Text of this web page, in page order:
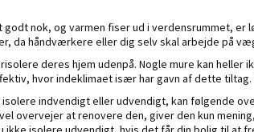
nok, og varmen fiser ud i verdensrummet,
da håndværkere eller dig selv skal arbejde på
deres hjem udenpå. Nogle mure kan
hvor indeklimaet især har gavn af dette tiltag.
indvendigt eller udvendigt, kan følgende
overvejer at renovere den, giver den kun